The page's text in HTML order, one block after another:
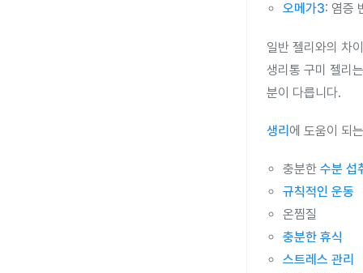
오메가3: 염증
일반 젤리와의 차
생리통 구미 젤리
분이 다릅니다.
생리 에 도움이 되
충분한 수분 섭
규칙적인 운동
온찜질
충분한 휴식
스트레스 관리